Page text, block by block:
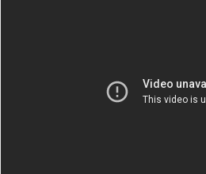
ngày 11 tháng 3 năm 1948.